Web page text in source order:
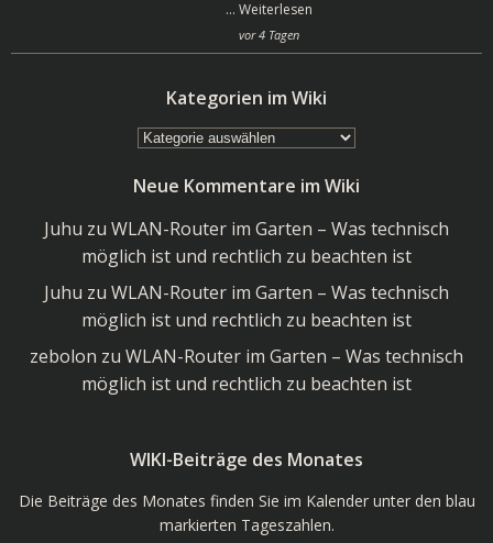
… Weiterlesen
vor 4 Tagen
Kategorien im Wiki
Kategorien
Wiki
Neue Kommentare im Wiki
Juhu zu WLAN-Router im Garten – Was technisch
möglich ist und rechtlich zu beachten ist
Juhu zu WLAN-Router im Garten – Was technisch
möglich ist und rechtlich zu beachten ist
zebolon zu WLAN-Router im Garten – Was technisch
möglich ist und rechtlich zu beachten ist
WIKI-Beiträge des Monates
Die Beiträge des Monates finden Sie im Kalender unter den blau
markierten Tageszahlen.